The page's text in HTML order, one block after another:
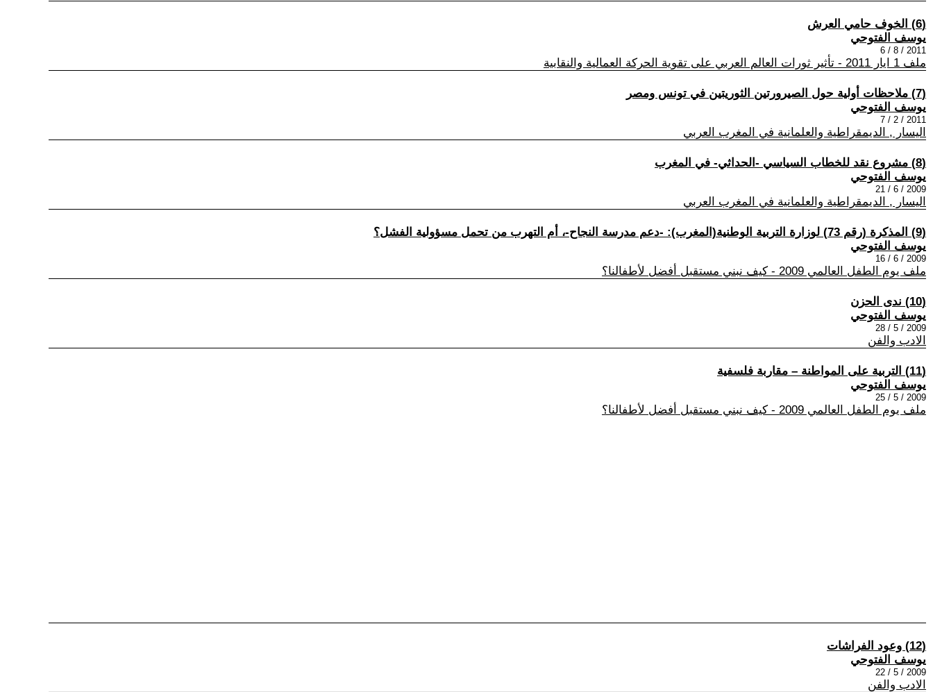
(6) الخوف حامي العرش
يوسف الفتوحي
2011 / 8 / 6
ملف 1 ايار 2011 - تأثير ثورات العالم العربي على تقوية الحركة العمالية والنقابية
(7) ملاحظات أولية حول الصيرورتين الثوريتين في تونس ومصر
يوسف الفتوحي
2011 / 2 / 7
اليسار , الديمقراطية والعلمانية في المغرب العربي
(8) مشروع نقد للخطاب السياسي -الحداثي- في المغرب
يوسف الفتوحي
2009 / 6 / 21
اليسار , الديمقراطية والعلمانية في المغرب العربي
(9) المذكرة (رقم 73) لوزارة التربية الوطنية(المغرب): -دعم مدرسة النجاح-، أم التهرب من تحمل مسؤولية الفشل؟
يوسف الفتوحي
2009 / 6 / 16
ملف يوم الطفل العالمي 2009 - كيف نبني مستقبل أفضل لأطفالنا؟
(10) ندى الحزن
يوسف الفتوحي
2009 / 5 / 28
الادب والفن
(11) التربية على المواطنة – مقاربة فلسفية
يوسف الفتوحي
2009 / 5 / 25
ملف يوم الطفل العالمي 2009 - كيف نبني مستقبل أفضل لأطفالنا؟
(12) وعود الفراشات
يوسف الفتوحي
2009 / 5 / 22
الادب والفن